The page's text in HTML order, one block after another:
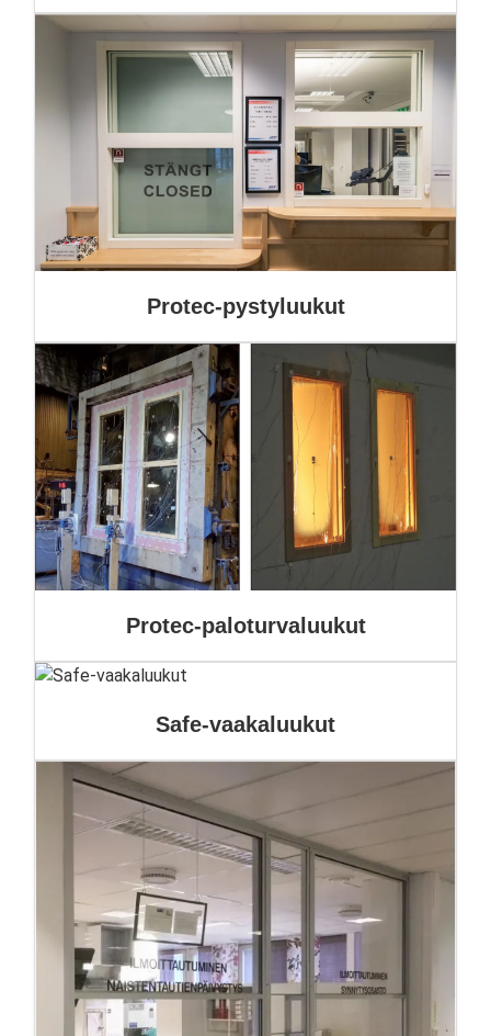
Protec-pystyluukut
Protec-paloturvaluukut
Safe-vaakaluukut